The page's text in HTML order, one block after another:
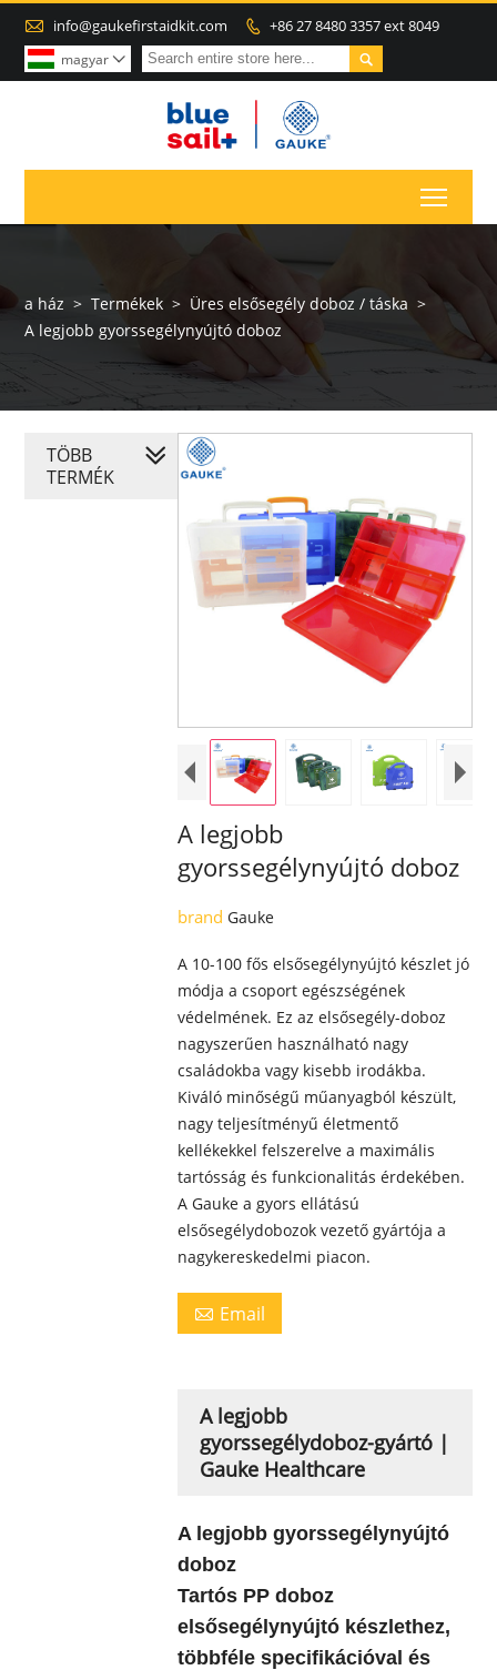
 info@gaukefirstaidkit.com  +86 27 8480 3357 ext 8049

magyar 
a ház > Termékek > Üres elsősegély doboz / táska >
A legjobb gyorssegélynyújtó doboz
A legjobb
gyorssegélynyújtó doboz
brand Gauke
A 10-100 fős elsősegélynyújtó készlet jó
módja a csoport egészségének
védelmének. Ez az elsősegély-doboz
nagyszerűen használható nagy
családokba vagy kisebb irodákba.
Kiváló minőségű műanyagból készült,
nagy teljesítményű életmentő
kellékekkel felszerelve a maximális
tartósság és funkcionalitás érdekében.
A Gauke a gyors ellátású
elsősegélydobozok vezető gyártója a
nagykereskedelmi piacon.
 Email
A legjobb
gyorssegélydoboz-gyártó |
Gauke Healthcare
A legjobb gyorssegélynyújtó
doboz
Tartós PP doboz
elsősegélynyújtó készlethez,
többféle specifikációval és
TÖBB
TERMÉK